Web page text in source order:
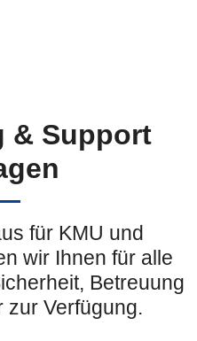
& Support
für KMU und
wir Ihnen für alle
Betreuung
zur Verfügung.